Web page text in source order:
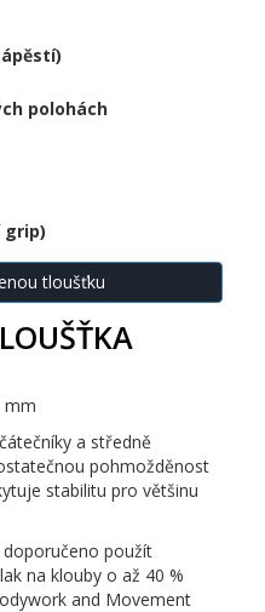
polohách
grip)
tloušťku
mm
a středně
pohmožděnost
stabilitu pro většinu
použít
na klouby o až 40 %
and Movement